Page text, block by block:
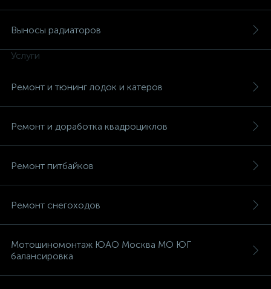
Выносы радиаторов
Услуги
Ремонт и тюнинг лодок и катеров
Ремонт и доработка квадроциклов
Ремонт питбайков
Ремонт снегоходов
Мотошиномонтаж ЮАО Москва МО ЮГ
балансировка